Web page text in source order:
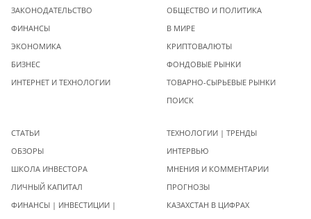
ЗАКОНОДАТЕЛЬСТВО
ФИНАНСЫ
ЭКОНОМИКА
БИЗНЕС
ИНТЕРНЕТ И ТЕХНОЛОГИИ
ОБЩЕСТВО И ПОЛИТИКА
В МИРЕ
КРИПТОВАЛЮТЫ
ФОНДОВЫЕ РЫНКИ
ТОВАРНО-СЫРЬЕВЫЕ РЫНКИ
ПОИСК
СТАТЬИ
ОБЗОРЫ
ШКОЛА ИНВЕСТОРА
ЛИЧНЫЙ КАПИТАЛ
ФИНАНСЫ | ИНВЕСТИЦИИ |
ТЕХНОЛОГИИ | ТРЕНДЫ
ИНТЕРВЬЮ
МНЕНИЯ И КОММЕНТАРИИ
ПРОГНОЗЫ
КАЗАХСТАН В ЦИФРАХ